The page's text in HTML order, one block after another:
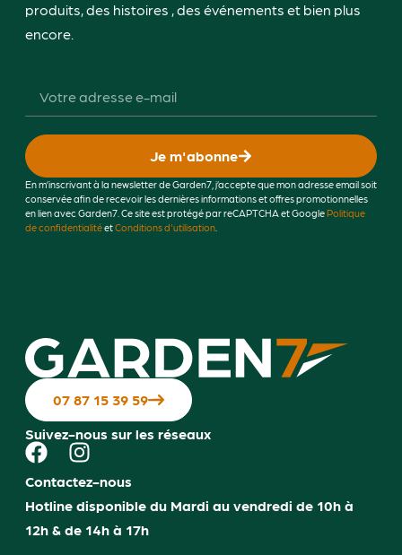
produits, des histoires , des événements et bien plus
encore.
Je m'abonne
En m’inscrivant à la newsletter de Garden7, j’accepte que mon adresse email soit
conservée afin de recevoir les dernières informations et offres promotionnelles
en lien avec Garden7. Ce site est protégé par reCAPTCHA et GooglePolitique
de confidentialitéetConditions d'utilisation.
07 87 15 39 59
Suivez-nous sur les réseaux
Contactez-nous
Hotline disponible du Mardi au vendredi de 10h à
12h & de 14h à 17h